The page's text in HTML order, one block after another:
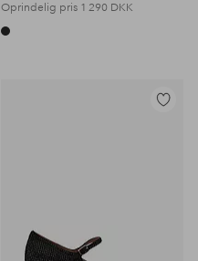
Oprindelig pris 1 290 DKK
Tilføj